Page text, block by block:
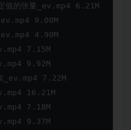
值的张量_ev.mp4 6.21M
9.00M
4.90M
7.15M
9.92M
_ev.mp4 7.22M
16.21M
7.18M
9.37M